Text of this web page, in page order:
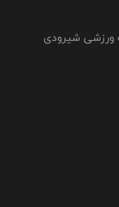
ورزشی شیرودی